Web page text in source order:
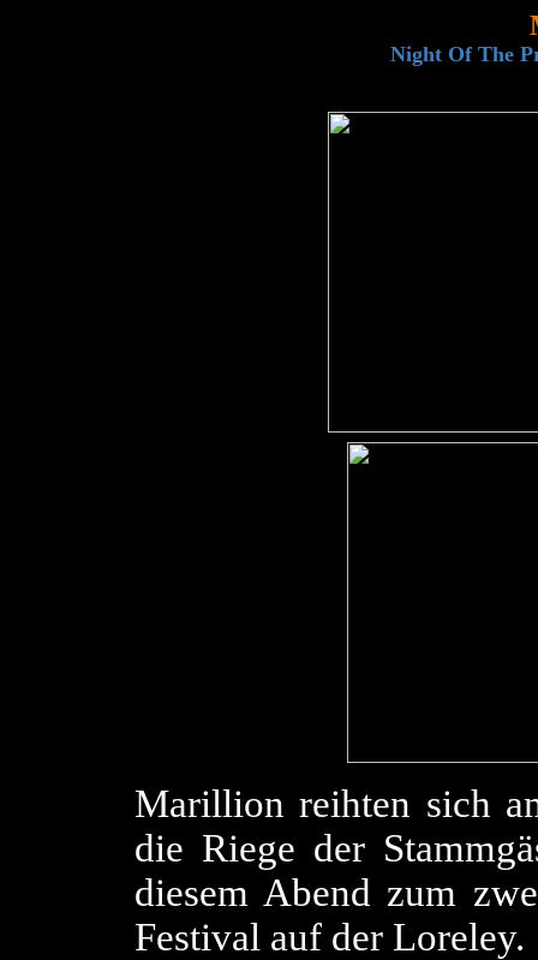
Night Of The
Marillion reihten sich
die Riege der
diesem Abend zum
Festival auf der Loreley.